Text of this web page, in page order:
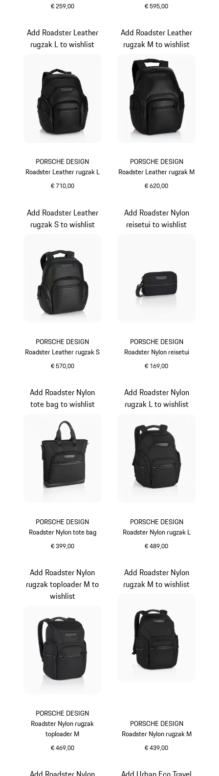
€ 259,00 € 595,00
PORSCHE DESIGN
Roadster Leather rugzak L
€ 710,00
Add Roadster Leather
rugzak L to wishlist
PORSCHE DESIGN
Roadster Leather rugzak M
€ 620,00
Add Roadster Leather
rugzak M to wishlist
PORSCHE DESIGN
Roadster Leather rugzak S
€ 570,00
Add Roadster Leather
rugzak S to wishlist
PORSCHE DESIGN
Roadster Nylon reisetui
€ 169,00
Add Roadster Nylon
reisetui to wishlist
PORSCHE DESIGN
Roadster Nylon tote bag
€ 399,00
Add Roadster Nylon
tote bag to wishlist
PORSCHE DESIGN
Roadster Nylon rugzak L
€ 489,00
Add Roadster Nylon
rugzak L to wishlist
PORSCHE DESIGN
Roadster Nylon rugzak
toploader M
€ 469,00
Add Roadster Nylon
rugzak toploader M to
wishlist
PORSCHE DESIGN
Roadster Nylon rugzak M
€ 439,00
Add Roadster Nylon
rugzak M to wishlist